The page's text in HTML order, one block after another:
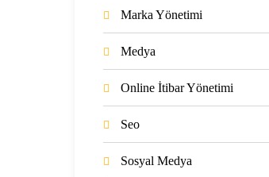
Marka Yönetimi
Medya
Online İtibar Yönetimi
Seo
Sosyal Medya